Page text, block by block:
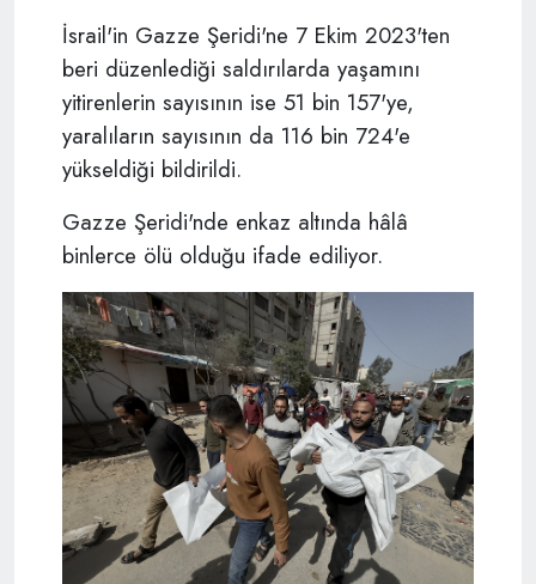
İsrail'in Gazze Şeridi'ne 7 Ekim 2023'ten
beri düzenlediği saldırılarda yaşamını
yitirenlerin sayısının ise 51 bin 157'ye,
yaralıların sayısının da 116 bin 724'e
yükseldiği bildirildi.
Gazze Şeridi'nde enkaz altında hâlâ
binlerce ölü olduğu ifade ediliyor.